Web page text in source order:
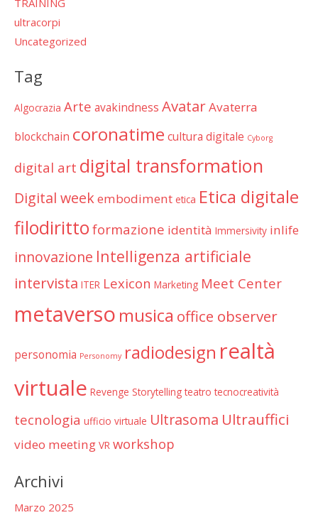
ultracorpi
Uncategorized
Tag
Algocrazia Arte avakindness AvatarAvaterra
blockchain coronatime cultura digitale Cyborg
digital art digital transformation
Digital weekembodiment etica Etica digitale
filodiritto formazione identità Immersivity inlife
innovazione Intelligenza artificiale
intervista ITER Lexicon Marketing Meet Center
metaverso musica office observer
personomia Personomy radiodesign realtà
virtuale Revenge Storytelling teatro tecnocreatività
tecnologia ufficio virtuale Ultrasoma Ultrauffici
video meeting VR workshop
Archivi
Marzo 2025